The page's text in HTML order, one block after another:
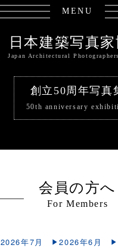
MENU
日本建築写真
Japan Architectural
創立50周年写真
50th anniversary
会員の方へ
For Members
2026年7月 2026年6月